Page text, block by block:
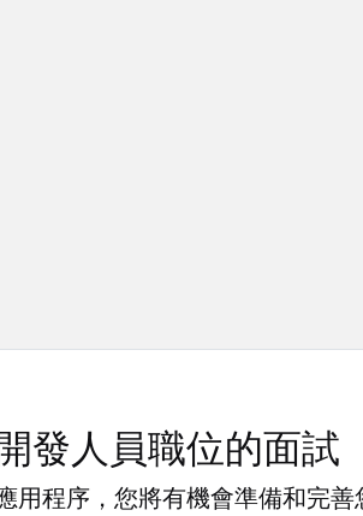
發人員職位的面試
用程序，您將有機會準備和完